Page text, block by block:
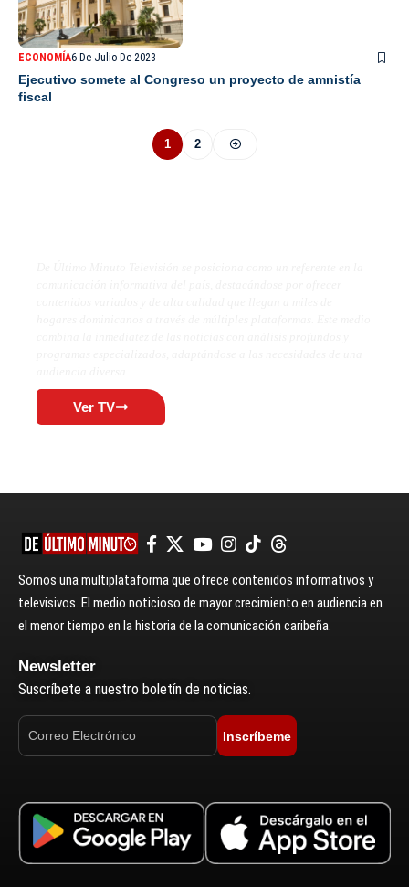
ECONOMÍA6 De Julio De 2023
Ejecutivo somete al Congreso un proyecto de amnistía
fiscal
1 2
Ver TV
Somos una multiplataforma que ofrece contenidos informativos y
televisivos. El medio noticioso de mayor crecimiento en audiencia en
el menor tiempo en la historia de la comunicación caribeña.
Newsletter
Suscríbete a nuestro boletín de noticias.
Inscríbeme